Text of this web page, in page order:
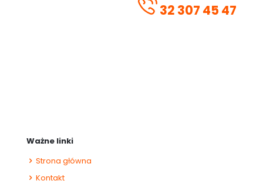
32 307 45 47
Ważne linki
Strona główna
Kontakt